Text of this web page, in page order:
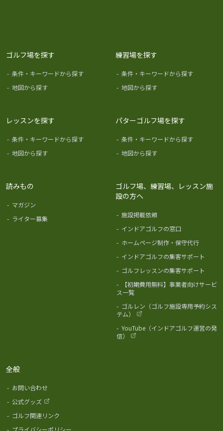
ゴルフ場を探す
- 条件・キーワードから探す
- 地図から探す
練習場を探す
- 条件・キーワードから探す
- 地図から探す
レッスンを探す
- 条件・キーワードから探す
- 地図から探す
パターゴルフ場を探す
- 条件・キーワードから探す
- 地図から探す
読みもの
- マガジン
- ライター募集
ゴルフ場、練習場、レッスン施
設の方へ
- 施設掲載依頼
- インドアゴルフの窓口
- ホームページ制作・保守代行
- インドアゴルフの集客サポート
- ゴルフレッスンの集客サポート
-
【初期費用無料】事業者向けサービ
ス一覧
- ゴルレン（ゴルフ施設専用予約シス
テム）
- YouTube（インドアゴルフ運営の発
信）
全般
- お問い合わせ
- 公式グッズ
- ゴルフ関連リンク
- プライバシーポリシー